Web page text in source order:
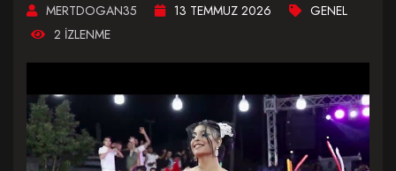
MERTDOGAN35 13 TEMMUZ 2026
GENEL
2 IZLENME